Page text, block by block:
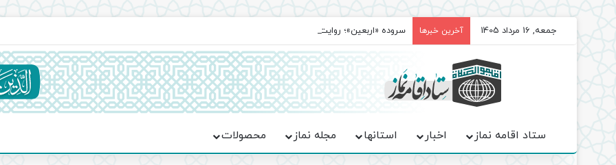
جمعه, 16 مرداد 1405 آخرین خبرها سروده‌ «اربعین»؛ روایت حماسه، استقامت و تمدن‌سازی امت اسلامی
ستاد اقامه نماز اخبار استانها مجله نماز محصولات